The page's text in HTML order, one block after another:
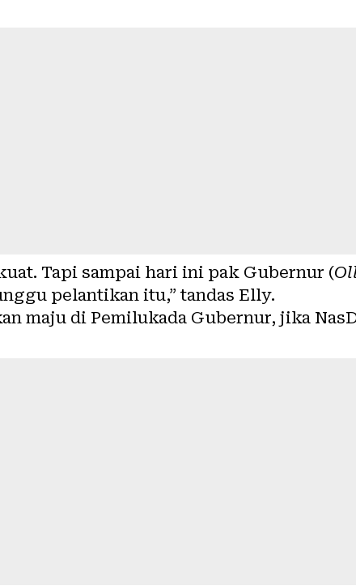
Tapi sampai hari ini pak Gubernur (
pelantikan itu,” tandas Elly.
maju di Pemilukada Gubernur, jika